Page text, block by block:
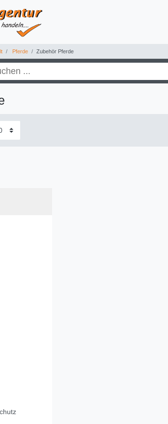
Pferde Zubehör Pferde